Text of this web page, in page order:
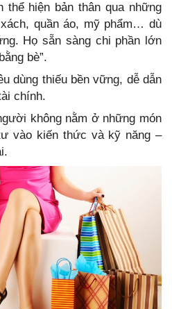
thể hiện bản thân qua những
quần áo, mỹ phẩm… dù
Họ sẵn sàng chi phần lớn
bè”.
dùng thiếu bền vững, dễ dẫn
chính.
không nằm ở những món
vào kiến thức và kỹ năng –